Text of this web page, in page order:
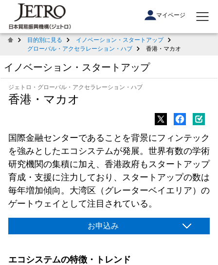
マイページ
目的別に見る
イノベーション・スタートアップ
グローバル・アクセラレーション・ハブ
香港・マカオ
イノベーション・スタートアップ
ジェトロ・グローバル・アクセラレーション・ハブ
香港・マカオ
国際金融センターであることを背景にフィンテック
を強みとしたエコシステムが発展。世界有数の学術
研究機関の集積に加え、香港政府もスタートアップ
育成・支援に注力しており、スタートアップの数は
毎年増加傾向。大湾区（グレーターベイエリア）の
ゲートウェイとして注目されている。
お申込み
エコシステムの特徴・トレンド